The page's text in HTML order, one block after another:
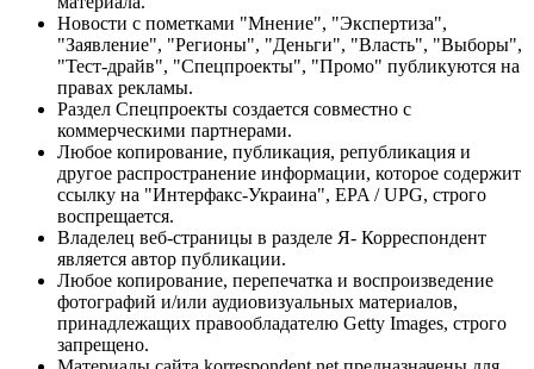
Новости с пометками "Мнение", "Экспертиза",
"Заявление", "Регионы", "Деньги", "Власть", "Выборы",
"Тест-драйв", "Спецпроекты", "Промо" публикуются на
правах рекламы.
Раздел Спецпроекты создается совместно с
коммерческими партнерами.
Любое копирование, публикация, републикация и
другое распространение информации, которое содержит
ссылку на "Интерфакс-Украина", EPA / UPG, строго
воспрещается.
Владелец веб-страницы в разделе Я- Корреспондент
является автор публикации.
Любое копирование, перепечатка и воспроизведение
фотографий и/или аудиовизуальных материалов,
принадлежащих правообладателю Getty Images, строго
запрещено.